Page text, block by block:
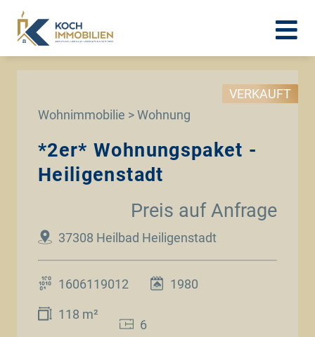
Wohnimmobilie > Wohnung
VERKAUFT
*2er* Wohnungspaket -
Heiligenstadt
37308 Heilbad Heiligenstadt
Preis auf Anfrage
1606119012 1980
118 m²
6